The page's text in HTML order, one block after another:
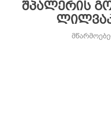
შპალერის